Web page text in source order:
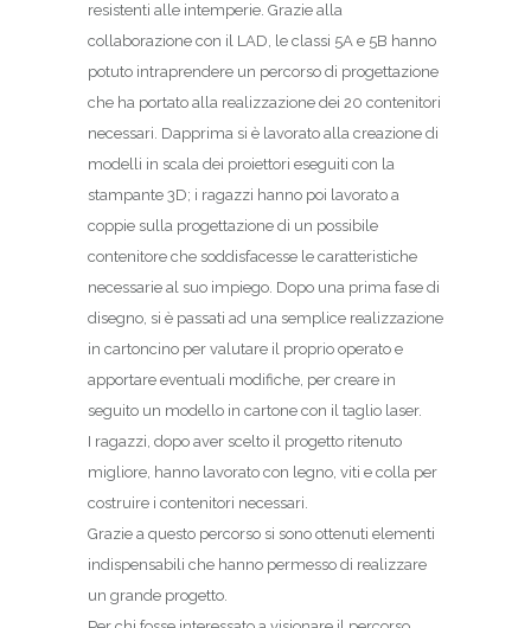
resistenti alle intemperie. Grazie alla
collaborazione con il LAD, le classi 5A e 5B hanno
potuto intraprendere un percorso di progettazione
che ha portato alla realizzazione dei 20 contenitori
necessari. Dapprima si è lavorato alla creazione di
modelli in scala dei proiettori eseguiti con la
stampante 3D; i ragazzi hanno poi lavorato a
coppie sulla progettazione di un possibile
contenitore che soddisfacesse le caratteristiche
necessarie al suo impiego. Dopo una prima fase di
disegno, si è passati ad una semplice realizzazione
in cartoncino per valutare il proprio operato e
apportare eventuali modifiche, per creare in
seguito un modello in cartone con il taglio laser.
I ragazzi, dopo aver scelto il progetto ritenuto
migliore, hanno lavorato con legno, viti e colla per
costruire i contenitori necessari.
Grazie a questo percorso si sono ottenuti elementi
indispensabili che hanno permesso di realizzare
un grande progetto.